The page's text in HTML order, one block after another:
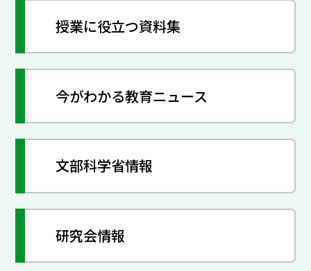
授業に役立つ資料集
今がわかる教育ニュース
文部科学省情報
研究会情報